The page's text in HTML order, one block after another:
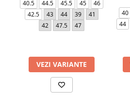
40.5 44.5 45.5 45
46
42.5
43 44 39
41
42
47.5 47
VEZI VARIANTE
40
44